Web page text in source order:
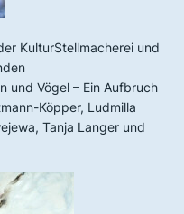
KulturStellmacherei und
und Vögel – Ein Aufbruch
Köpper, Ludmilla
Tanja Langer und